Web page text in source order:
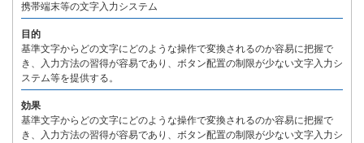
携帯端末等の文字入力システム
目的
基準文字からどの文字にどのような操作で変換されるのか容易に把握で
き、入力方法の習得が容易であり、ボタン配置の制限が少ない文字入力シ
ステム等を提供する。
効果
基準文字からどの文字にどのような操作で変換されるのか容易に把握で
き、入力方法の習得が容易であり、ボタン配置の制限が少ない文字入力シ